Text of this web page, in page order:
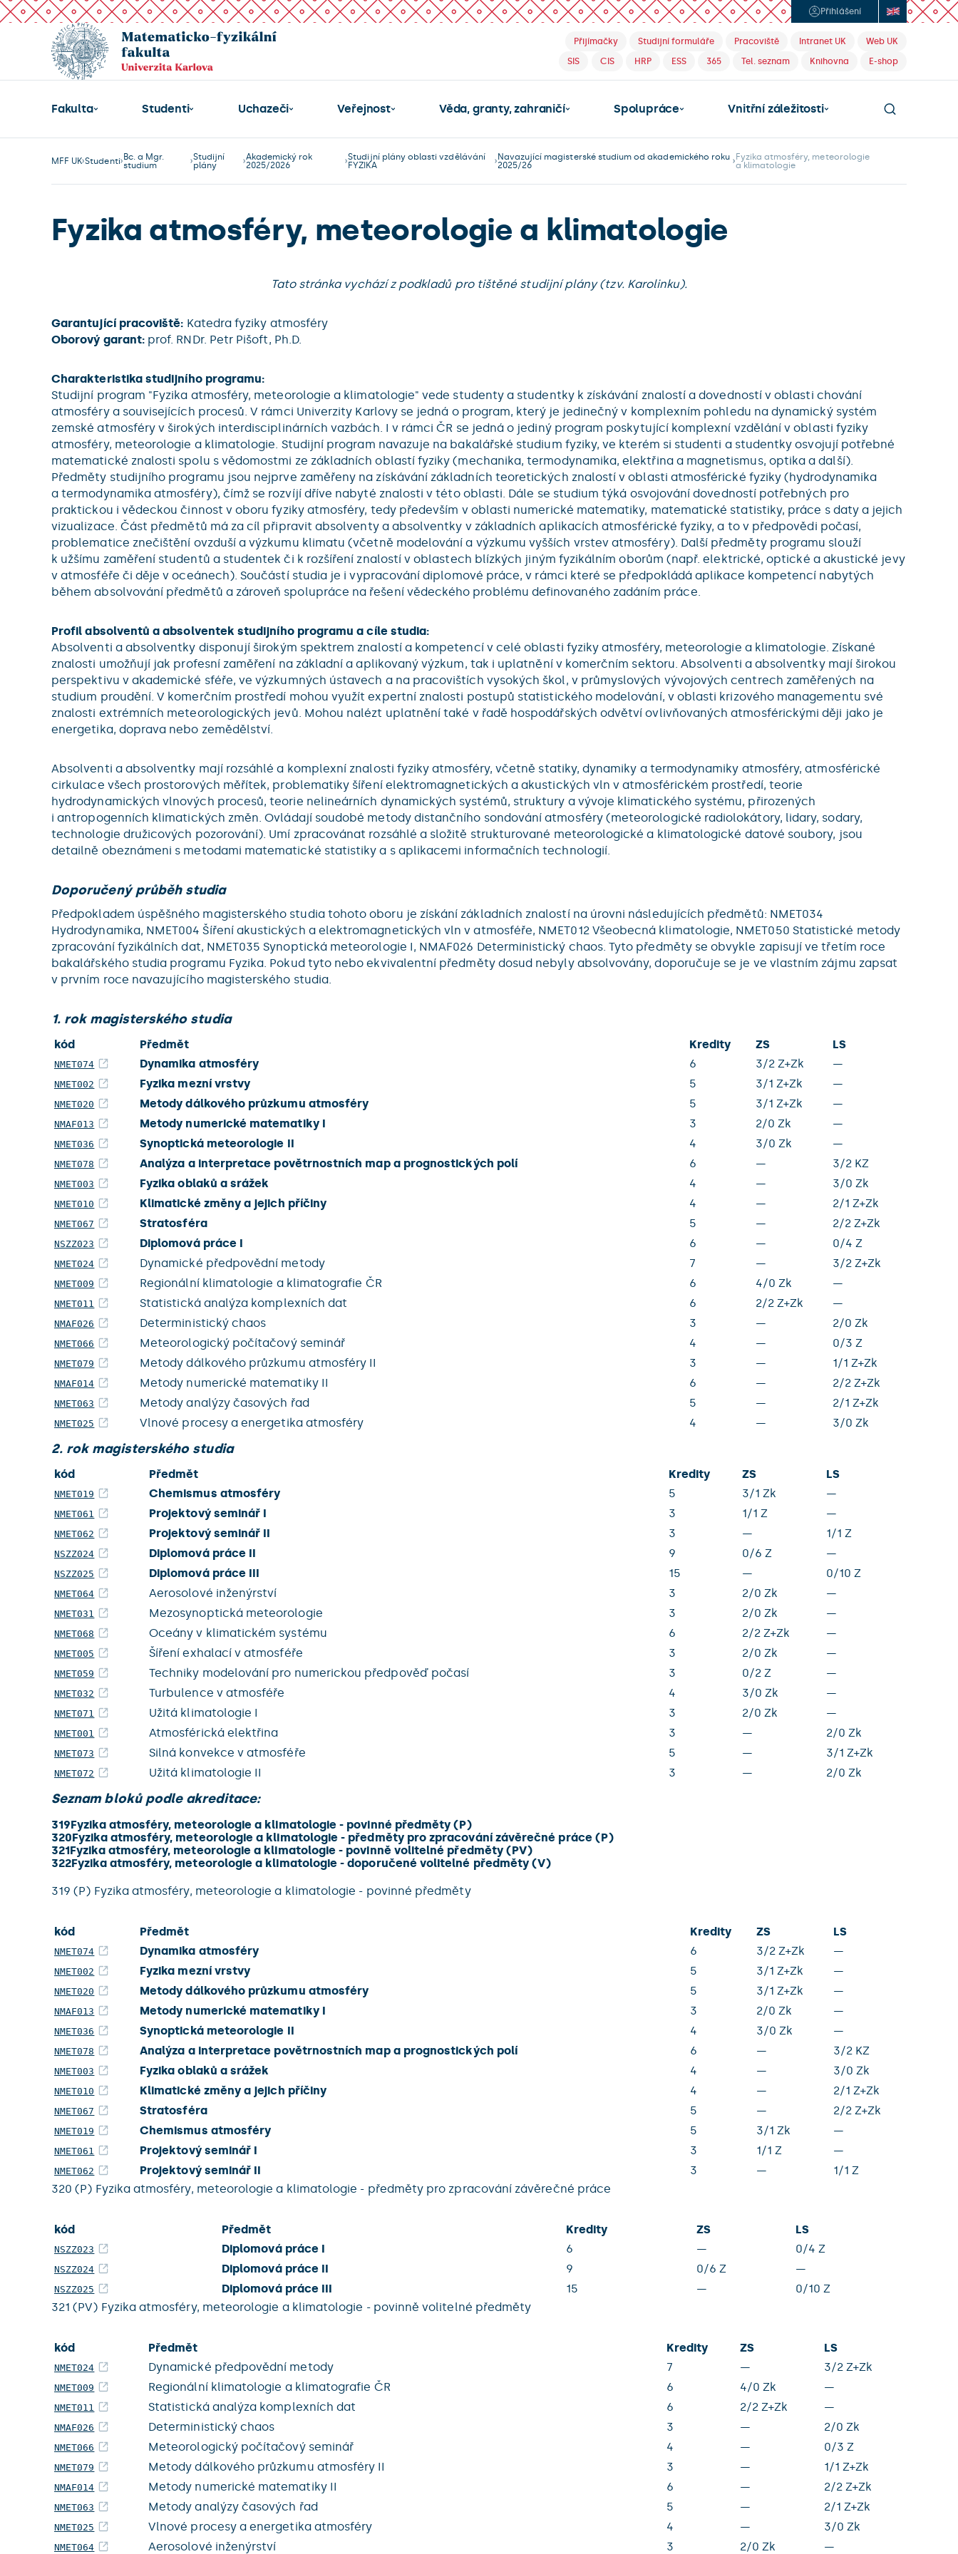
Přihlášení
Přijímačky Studijní formuláře Pracoviště Intranet UK
Web UK
SIS
CIS HRP ESS 365 Tel. seznam Knihovna E-shop
Fakulta Studenti Uchazeči Veřejnost Věda, granty, zahraničí Spolupráce Vnitřní záležitosti
MFF UK Studenti Bc. a Mgr.
studium
Studijní
plány
Akademický rok
2025/2026
Studijní plány oblasti vzdělávání
FYZIKA
Navazující magisterské studium od akademického roku
2025/26
Fyzika atmosféry, meteorologie
a klimatologie
Fyzika atmosféry, meteorologie a klimatologie
Tato stránka vychází z podkladů pro tištěné studijní plány (tzv. Karolinku).
Garantující pracoviště: Katedra fyziky atmosféry
Oborový garant:prof. RNDr. Petr Pišoft, Ph.D.
Charakteristika studijního programu:
Studijní program "Fyzika atmosféry, meteorologie a klimatologie" vede studenty a studentky k získávání znalostí a dovedností v oblasti chování
atmosféry a souvisejících procesů. V rámci Univerzity Karlovy se jedná o program, který je jedinečný v komplexním pohledu na dynamický systém
zemské atmosféry v širokých interdisciplinárních vazbách. I v rámci ČR se jedná o jediný program poskytující komplexní vzdělání v oblasti fyziky
atmosféry, meteorologie a klimatologie. Studijní program navazuje na bakalářské studium fyziky, ve kterém si studenti a studentky osvojují potřebné
matematické znalosti spolu s vědomostmi ze základních oblastí fyziky (mechanika, termodynamika, elektřina a magnetismus, optika a další).
Předměty studijního programu jsou nejprve zaměřeny na získávání základních teoretických znalostí v oblasti atmosférické fyziky (hydrodynamika
a termodynamika atmosféry), čímž se rozvíjí dříve nabyté znalosti v této oblasti. Dále se studium týká osvojování dovedností potřebných pro
praktickou i vědeckou činnost v oboru fyziky atmosféry, tedy především v oblasti numerické matematiky, matematické statistiky, práce s daty a jejich
vizualizace. Část předmětů má za cíl připravit absolventy a absolventky v základních aplikacích atmosférické fyziky, a to v předpovědi počasí,
problematice znečištění ovzduší a výzkumu klimatu (včetně modelování a výzkumu vyšších vrstev atmosféry). Další předměty programu slouží
k užšímu zaměření studentů a studentek či k rozšíření znalostí v oblastech blízkých jiným fyzikálním oborům (např. elektrické, optické a akustické jevy
v atmosféře či děje v oceánech). Součástí studia je i vypracování diplomové práce, v rámci které se předpokládá aplikace kompetencí nabytých
během absolvování předmětů a zároveň spolupráce na řešení vědeckého problému definovaného zadáním práce.
Profil absolventů a absolventek studijního programu a cíle studia:
Absolventi a absolventky disponují širokým spektrem znalostí a kompetencí v celé oblasti fyziky atmosféry, meteorologie a klimatologie. Získané
znalosti umožňují jak profesní zaměření na základní a aplikovaný výzkum, tak i uplatnění v komerčním sektoru. Absolventi a absolventky mají širokou
perspektivu v akademické sféře, ve výzkumných ústavech a na pracovištích vysokých škol, v průmyslových vývojových centrech zaměřených na
studium proudění. V komerčním prostředí mohou využít expertní znalosti postupů statistického modelování, v oblasti krizového managementu své
znalosti extrémních meteorologických jevů. Mohou nalézt uplatnění také v řadě hospodářských odvětví ovlivňovaných atmosférickými ději jako je
energetika, doprava nebo zemědělství.
Absolventi a absolventky mají rozsáhlé a komplexní znalosti fyziky atmosféry, včetně statiky, dynamiky a termodynamiky atmosféry, atmosférické
cirkulace všech prostorových měřítek, problematiky šíření elektromagnetických a akustických vln v atmosférickém prostředí, teorie
hydrodynamických vlnových procesů, teorie nelineárních dynamických systémů, struktury a vývoje klimatického systému, přirozených
i antropogenních klimatických změn. Ovládají soudobé metody distančního sondování atmosféry (meteorologické radiolokátory, lidary, sodary,
technologie družicových pozorování). Umí zpracovánat rozsáhlé a složitě strukturované meteorologické a klimatologické datové soubory, jsou
detailně obeznámeni s metodami matematické statistiky a s aplikacemi informačních technologií.
Doporučený průběh studia
Předpokladem úspěšného magisterského studia tohoto oboru je získání základních znalostí na úrovni následujících předmětů: NMET034
Hydrodynamika, NMET004 Šíření akustických a elektromagnetických vln v atmosféře, NMET012 Všeobecná klimatologie, NMET050 Statistické metody
zpracování fyzikálních dat, NMET035 Synoptická meteorologie I, NMAF026 Deterministický chaos. Tyto předměty se obvykle zapisují ve třetím roce
bakalářského studia programu Fyzika. Pokud tyto nebo ekvivalentní předměty dosud nebyly absolvovány, doporučuje se je ve vlastním zájmu zapsat
v prvním roce navazujícího magisterského studia.
1. rok magisterského studia
kód Předmět Kredity ZS LS
NMET074 Dynamika atmosféry 6 3/2 Z+Zk —
NMET002 Fyzika mezní vrstvy 5 3/1 Z+Zk —
NMET020 Metody dálkového průzkumu atmosféry 5 3/1 Z+Zk —
NMAF013 Metody numerické matematiky I 3 2/0 Zk —
NMET036 Synoptická meteorologie II 4 3/0 Zk —
NMET078 Analýza a interpretace povětrnostních map a prognostických polí 6 — 3/2 KZ
NMET003 Fyzika oblaků a srážek 4 — 3/0 Zk
NMET010 Klimatické změny a jejich příčiny 4 — 2/1 Z+Zk
NMET067 Stratosféra 5 — 2/2 Z+Zk
NSZZ023 Diplomová práce I 6 — 0/4 Z
NMET024 Dynamické předpovědní metody 7 — 3/2 Z+Zk
NMET009 Regionální klimatologie a klimatografie ČR 6 4/0 Zk —
NMET011 Statistická analýza komplexních dat 6 2/2 Z+Zk —
NMAF026 Deterministický chaos 3 — 2/0 Zk
NMET066 Meteorologický počítačový seminář 4 — 0/3 Z
NMET079 Metody dálkového průzkumu atmosféry II 3 — 1/1 Z+Zk
NMAF014 Metody numerické matematiky II 6 — 2/2 Z+Zk
NMET063 Metody analýzy časových řad 5 — 2/1 Z+Zk
NMET025 Vlnové procesy a energetika atmosféry 4 — 3/0 Zk
2. rok magisterského studia
kód Předmět Kredity ZS LS
NMET019 Chemismus atmosféry 5 3/1 Zk —
NMET061 Projektový seminář I 3 1/1 Z —
NMET062 Projektový seminář II 3 — 1/1 Z
NSZZ024 Diplomová práce II 9 0/6 Z —
NSZZ025 Diplomová práce III 15 — 0/10 Z
NMET064 Aerosolové inženýrství 3 2/0 Zk —
NMET031 Mezosynoptická meteorologie 3 2/0 Zk —
NMET068 Oceány v klimatickém systému 6 2/2 Z+Zk —
NMET005 Šíření exhalací v atmosféře 3 2/0 Zk —
NMET059 Techniky modelování pro numerickou předpověď počasí 3 0/2 Z —
NMET032 Turbulence v atmosféře 4 3/0 Zk —
NMET071 Užitá klimatologie I 3 2/0 Zk —
NMET001 Atmosférická elektřina 3 — 2/0 Zk
NMET073 Silná konvekce v atmosféře 5 — 3/1 Z+Zk
NMET072 Užitá klimatologie II 3 — 2/0 Zk
Seznam bloků podle akreditace:
319Fyzika atmosféry, meteorologie a klimatologie - povinné předměty (P)
320Fyzika atmosféry, meteorologie a klimatologie - předměty pro zpracování závěrečné práce (P)
321Fyzika atmosféry, meteorologie a klimatologie - povinně volitelné předměty (PV)
322Fyzika atmosféry, meteorologie a klimatologie - doporučené volitelné předměty (V)
319 (P) Fyzika atmosféry, meteorologie a klimatologie - povinné předměty
kód Předmět Kredity ZS LS
NMET074 Dynamika atmosféry 6 3/2 Z+Zk —
NMET002 Fyzika mezní vrstvy 5 3/1 Z+Zk —
NMET020 Metody dálkového průzkumu atmosféry 5 3/1 Z+Zk —
NMAF013 Metody numerické matematiky I 3 2/0 Zk —
NMET036 Synoptická meteorologie II 4 3/0 Zk —
NMET078 Analýza a interpretace povětrnostních map a prognostických polí 6 — 3/2 KZ
NMET003 Fyzika oblaků a srážek 4 — 3/0 Zk
NMET010 Klimatické změny a jejich příčiny 4 — 2/1 Z+Zk
NMET067 Stratosféra 5 — 2/2 Z+Zk
NMET019 Chemismus atmosféry 5 3/1 Zk —
NMET061 Projektový seminář I 3 1/1 Z —
NMET062 Projektový seminář II 3 —
1/1 Z
320 (P) Fyzika atmosféry, meteorologie a klimatologie - předměty pro zpracování závěrečné práce
kód Předmět Kredity ZS LS
NSZZ023 Diplomová práce I 6 — 0/4 Z
NSZZ024 Diplomová práce II 9 0/6 Z —
NSZZ025 Diplomová práce III 15 —
0/10 Z
321 (PV) Fyzika atmosféry, meteorologie a klimatologie - povinně volitelné předměty
kód Předmět Kredity ZS LS
NMET024 Dynamické předpovědní metody 7 — 3/2 Z+Zk
NMET009 Regionální klimatologie a klimatografie ČR 6 4/0 Zk —
NMET011 Statistická analýza komplexních dat 6 2/2 Z+Zk —
NMAF026 Deterministický chaos 3 — 2/0 Zk
NMET066 Meteorologický počítačový seminář 4 — 0/3 Z
NMET079 Metody dálkového průzkumu atmosféry II 3 — 1/1 Z+Zk
NMAF014 Metody numerické matematiky II 6 — 2/2 Z+Zk
NMET063 Metody analýzy časových řad 5 — 2/1 Z+Zk
NMET025 Vlnové procesy a energetika atmosféry 4 — 3/0 Zk
NMET064 Aerosolové inženýrství 3 2/0 Zk —